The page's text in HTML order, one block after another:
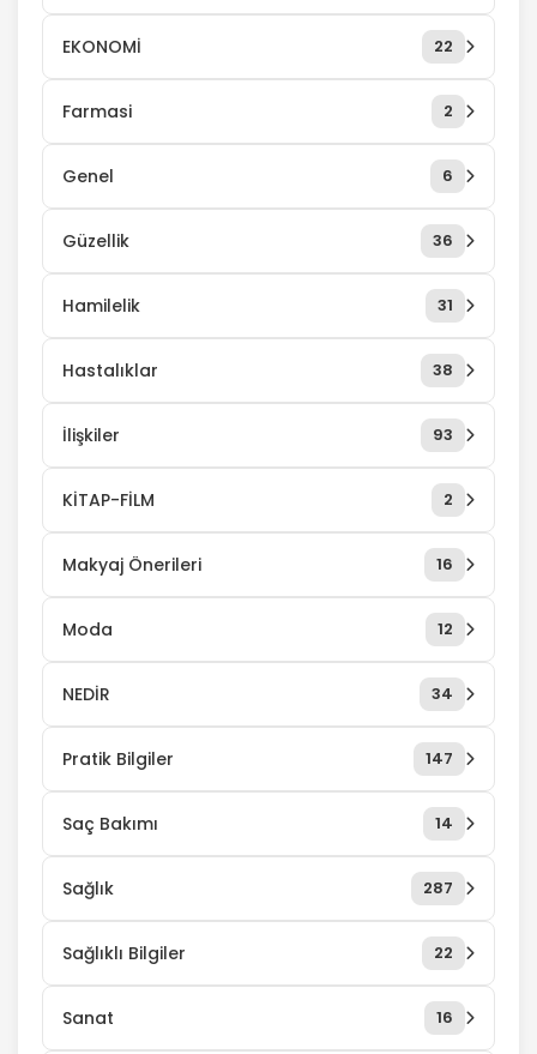
EKONOMİ 22
Farmasi 2
Genel 6
Güzellik 36
Hamilelik 31
Hastalıklar 38
İlişkiler 93
KİTAP-FİLM 2
Makyaj Önerileri 16
Moda 12
NEDİR 34
Pratik Bilgiler 147
Saç Bakımı 14
Sağlık 287
Sağlıklı Bilgiler 22
Sanat 16